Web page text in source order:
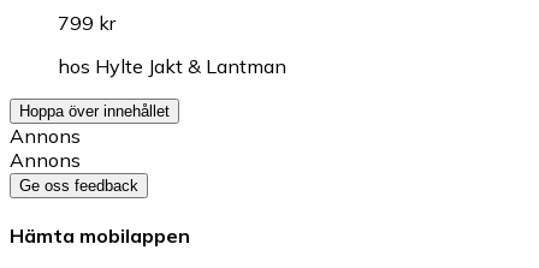
799 kr
hos Hylte Jakt & Lantman
Hoppa över innehållet
Annons
Annons
Ge oss feedback
Hämta mobilappen